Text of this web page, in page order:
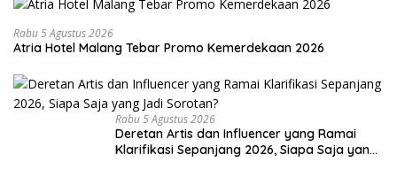
Rabu 5 Agustus 2026
Atria Hotel Malang Tebar Promo Kemerdekaan 2026
Rabu 5 Agustus 2026
Deretan Artis dan Influencer yang Ramai
Klarifikasi Sepanjang 2026, Siapa Saja yang